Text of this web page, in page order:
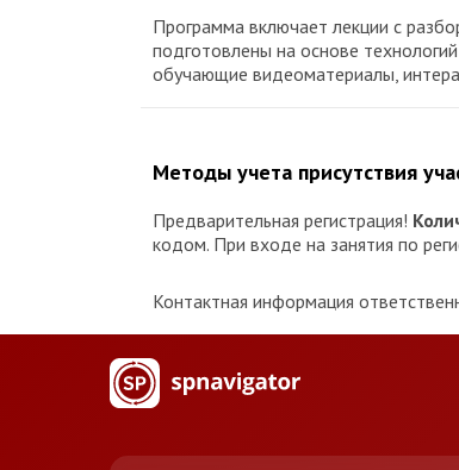
Программа включает лекции с
подготовлены на основе
обучающие видеоматериалы,
Методы учета присутствия
Предварительная регистрация!
кодом. При входе на занятия по
Контактная информация